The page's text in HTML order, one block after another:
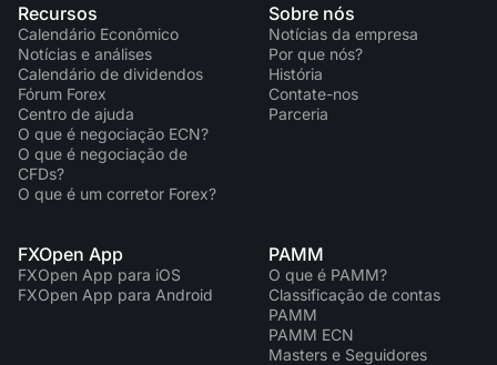
Recursos
Calendário Econômico
Notícias e análises
Calendário de dividendos
Fórum Forex
Centro de ajuda
O que é negociação ECN?
O que é negociação de
CFDs?
O que é um corretor Forex?
Sobre nós
Notícias da empresa
Por que nós?
História
Contate-nos
Parceria
FXOpen App
FXOpen App para iOS
FXOpen App para Android
PAMM
O que é PAMM?
Classificação de contas
PAMM
PAMM ECN
Masters e Seguidores